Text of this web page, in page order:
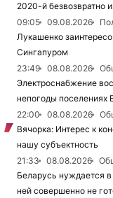
2020-й безвозвратно
09:05
09.08.2026
Лукашенко
Сингапуром
23:49
08.08.2026
Электроснабжение
непогоды поселениях
22:00
08.08.2026
Вячорка: Интерес к
нашу субъектность
21:33
08.08.2026
Беларусь нуждается
ней совершенно не